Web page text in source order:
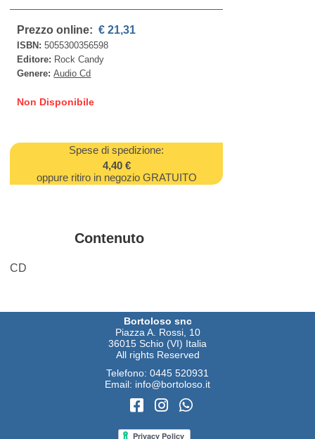
Prezzo online: € 21,31
ISBN:5055300356598
Editore: Rock Candy
Genere:Audio Cd
Non Disponibile
Spese di spedizione:
4,40 €
oppure ritiro in negozio GRATUITO
Contenuto
CD
Bortoloso snc
Piazza A. Rossi, 10
36015 Schio (VI) Italia
All rights Reserved
Telefono: 0445 520931
Email: info@bortoloso.it